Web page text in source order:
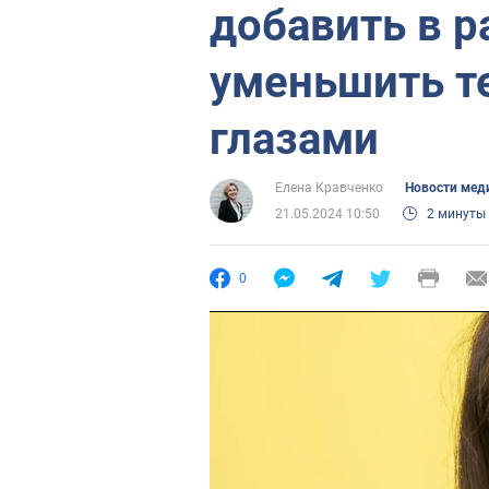
добавить в
уменьшить
глазами
Елена Кравченко
Новости
21.05.2024 10:50
2 минуты
0